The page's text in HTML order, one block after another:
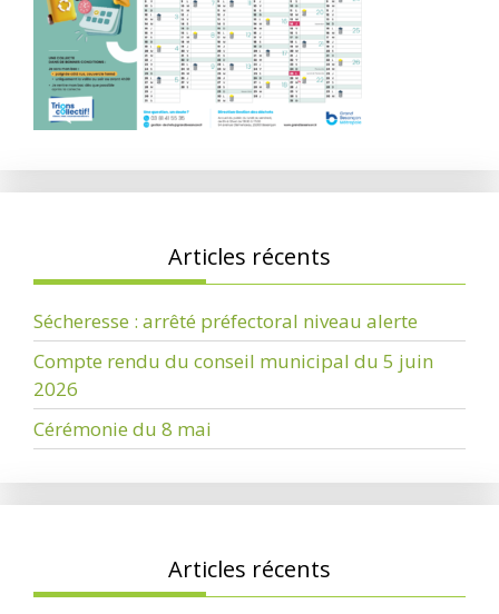
Articles récents
Sécheresse : arrêté préfectoral niveau alerte
Compte rendu du conseil municipal du 5 juin
2026
Cérémonie du 8 mai
Articles récents